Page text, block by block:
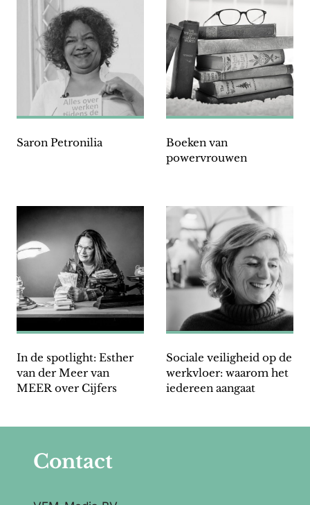
Saron Petronilia
Boeken van
powervrouwen
In de spotlight: Esther
van der Meer van
MEER over Cijfers
Sociale veiligheid op de
werkvloer: waarom het
iedereen aangaat
Contact